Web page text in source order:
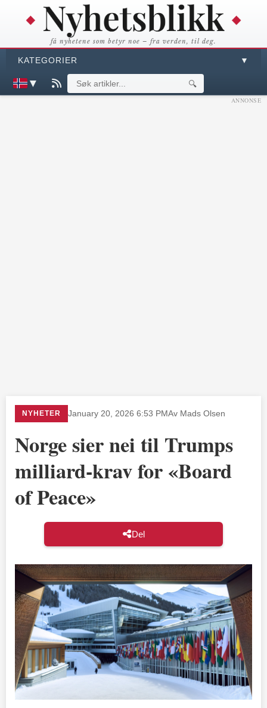
få nyhetene som betyr noe – fra verden, til deg.
KATEGORIER ▼
▼ 🔍
ANNONSE
NYHETER January 20, 2026 6:53 PMAv Mads Olsen
Norge sier nei til Trumps
milliard-krav for «Board
of Peace»
Del